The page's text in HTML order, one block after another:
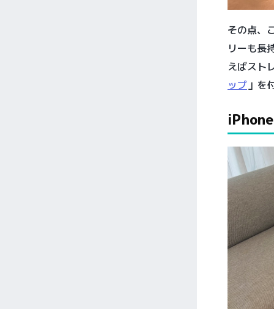
その点、
リーも長
えばスト
ップ 」を